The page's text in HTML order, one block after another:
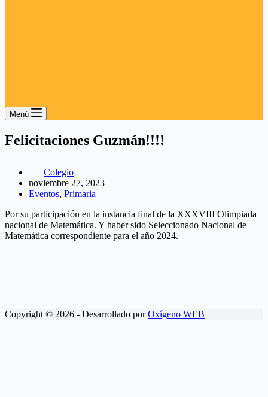
Menú
Felicitaciones Guzmán!!!!
Colegio
noviembre 27, 2023
Eventos, Primaria
Por su participación en la instancia final de la XXXVIII Olimpiada
nacional de Matemática. Y haber sido Seleccionado Nacional de
Matemática correspondiente para el año 2024.
Copyright © 2026 - Desarrollado porOxígeno WEB